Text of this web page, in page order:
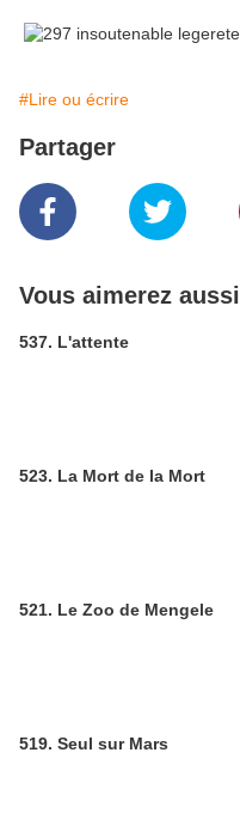
#Lire ou écrire
Partager
Vous aimerez aussi
537. L'attente
523. La Mort de la Mort
521. Le Zoo de Mengele
519. Seul sur Mars